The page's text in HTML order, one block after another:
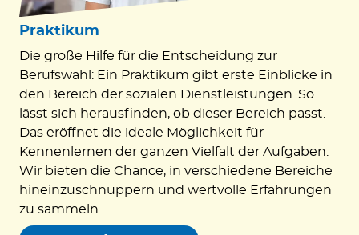
Praktikum
Die große Hilfe für die Entscheidung zur
Berufswahl: Ein Praktikum gibt erste Einblicke in
den Bereich der sozialen Dienstleistungen. So
lässt sich herausfinden, ob dieser Bereich passt.
Das eröffnet die ideale Möglichkeit für
Kennenlernen der ganzen Vielfalt der Aufgaben.
Wir bieten die Chance, in verschiedene Bereiche
hineinzuschnuppern und wertvolle Erfahrungen
zu sammeln.